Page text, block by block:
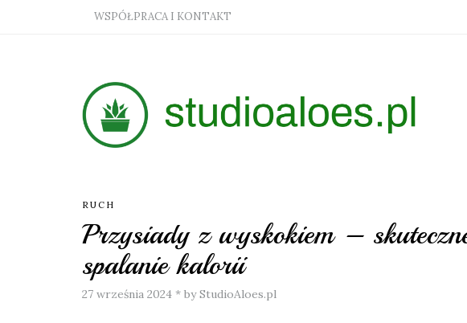
WSPÓŁPRACA I KONTAKT
RUCH
Przysiady z wyskokiem –
spalanie kalorii
27 września 2024 * by StudioAloes.pl